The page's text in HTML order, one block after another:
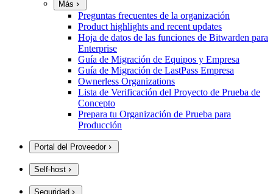
Más
Preguntas frecuentes de la organización
Product highlights and recent updates
Hoja de datos de las funciones de Bitwarden para
Enterprise
Guía de Migración de Equipos y Empresa
Guía de Migración de LastPass Empresa
Ownerless Organizations
Lista de Verificación del Proyecto de Prueba de
Concepto
Prepara tu Organización de Prueba para
Producción
Portal del Proveedor
Self-host
Seguridad